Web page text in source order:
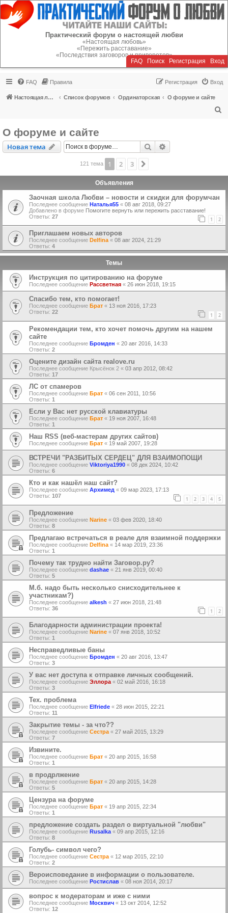
Регистрация
Практический форум о настоящей любви
«Настоящая любовь»
«Пережить расставание»
«Последствия заговоров и приворотов»
FAQ Поиск Регистрация Вход
FAQ Правила Вход
Регистрация
Настоящая любовь Список форумов Ординаторская
О форуме и сайте
О форуме и сайте
Новая тема
Новаятема Поиск
121 тема 1 2 3
Объявления
Заочная школа Любви – новости и скидки для форумчан
Последнее сообщение Наталья55 « 08 авг 2018, 09:27
Добавлено в форуме Помогите вернуть или пережить расставание!
Ответы: 27 1 2
Приглашаем новых авторов
Последнее сообщение Delfina « 08 авг 2024, 21:29
Ответы: 4
Темы
Инструкция по цитированию на форуме
Последнее сообщение Рассветная « 26 июн 2018, 19:15
Спасибо тем, кто помогает!
Последнее сообщение Брат « 13 ноя 2016, 17:23
Ответы: 22 1 2
Рекомендации тем, кто хочет помочь другим на нашем
сайте
Последнее сообщение Бромден « 20 авг 2016, 14:33
Ответы: 2
Оцените дизайн сайта realove.ru
Последнее сообщение Крысёнок 2 « 03 апр 2012, 08:42
Ответы: 17
ЛС от спамеров
Последнее сообщение Брат « 06 сен 2011, 10:56
Ответы: 1
Если у Вас нет русской клавиатуры
Последнее сообщение Брат « 19 ноя 2007, 16:48
Ответы: 1
Наш RSS (веб-мастерам других сайтов)
Последнее сообщение Брат « 19 май 2007, 19:28
ВСТРЕЧИ "РАЗБИТЫХ СЕРДЕЦ" ДЛЯ ВЗАИМОПОЩИ
Последнее сообщение Viktoriya1990 « 08 дек 2024, 10:42
Ответы: 6
Кто и как нашёл наш сайт?
Последнее сообщение Архимед « 09 мар 2023, 17:13
Ответы: 107 1 2 3 4 5
Предложение
Последнее сообщение Narine « 03 фев 2020, 18:40
Ответы: 8
Предлагаю встречаться в реале для взаимной поддержки
Последнее сообщение Delfina « 14 мар 2019, 23:36
Ответы: 1
Почему так трудно найти Заговор.ру?
Последнее сообщение dashae « 21 янв 2019, 00:40
Ответы: 5
М.б. надо быть несколько снисходительнее к
участникам?)
Последнее сообщение alkesh « 27 июн 2018, 21:48
Ответы: 36 1 2
Благодарности администрации проекта!
Последнее сообщение Narine « 07 янв 2018, 10:52
Ответы: 1
Несправедливые баны
Последнее сообщение Бромден « 20 авг 2016, 13:47
Ответы: 3
У вас нет доступа к отправке личных сообщений.
Последнее сообщение Эллора « 02 май 2016, 16:18
Ответы: 3
Тех. проблема
Последнее сообщение Elfriede « 28 июн 2015, 22:21
Ответы: 11
Закрытие темы - за что??
Последнее сообщение Сестра « 27 май 2015, 13:29
Ответы: 7
Извините.
Последнее сообщение Брат « 20 апр 2015, 16:58
Ответы: 1
в продрлжение
Последнее сообщение Брат « 20 апр 2015, 14:28
Ответы: 5
Цензура на форуме
Последнее сообщение Брат « 19 апр 2015, 22:34
Ответы: 1
предложение создать раздел о виртуальной "любви"
Последнее сообщение Rusalka « 09 апр 2015, 12:16
Ответы: 8
Голубь- символ чего?
Последнее сообщение Сестра « 12 мар 2015, 22:10
Ответы: 2
Вероисповедание в информации о пользователе.
Последнее сообщение Ростислав « 08 ноя 2014, 20:17
вопрос к модераторам и иже с ними
Последнее сообщение Москвич « 13 окт 2014, 12:52
Ответы: 12